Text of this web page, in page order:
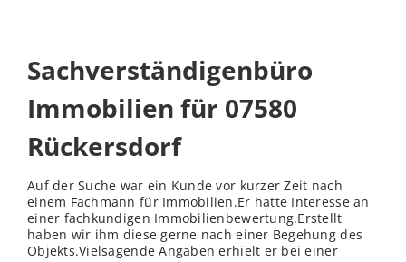
Sachverständigenbüro
Immobilien für 07580
Rückersdorf
Auf der Suche war ein Kunde vor kurzer Zeit nach
einem Fachmann für Immobilien.Er hatte Interesse an
einer fachkundigen Immobilienbewertung.Erstellt
haben wir ihm diese gerne nach einer Begehung des
Objekts.Vielsagende Angaben erhielt er bei einer